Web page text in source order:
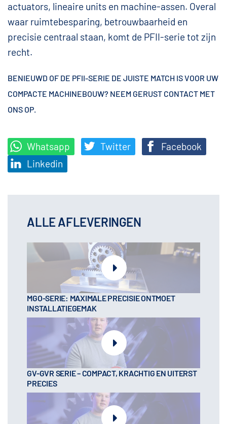
actuators, lineaire units en machine-assen. Overal
waar ruimtebesparing, betrouwbaarheid en
precisie centraal staan, komt de PFII-serie tot zijn
recht.
BENIEUWD OF DE PFII-SERIE DE JUISTE MATCH IS VOOR UW
COMPACTE MACHINEBOUW? NEEM GERUST CONTACT MET
ONS OP.
Whatsapp Twitter
Facebook
Linkedin
ALLE AFLEVERINGEN
MGO-SERIE: MAXIMALE PRECISIE ONTMOET
INSTALLATIEGEMAK
GV-GVR SERIE – COMPACT, KRACHTIG EN UITERST
PRECIES